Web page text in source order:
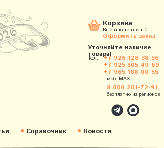
Корзина
Выбрано товаров: 0
Оформить заказ
Уточняйте наличие
товара!
Тел.: +7 926 128-38-56
+7 925 505-49-69
+7 965 188-00-55
моб. MAX
8 800 201-72-91
бесплатно из регионов
Справочник Новости